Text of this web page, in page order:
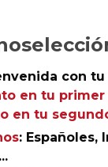
con tu
en tu
en tu
: Españoles,